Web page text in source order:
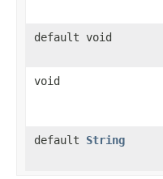
default void
void
default String